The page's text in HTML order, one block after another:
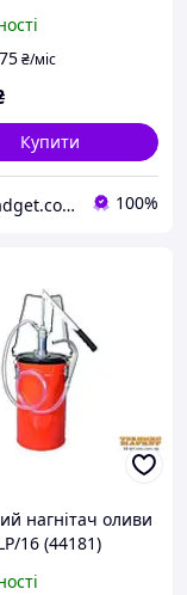
₴/міс
Купити
Novagadget.com.ua - сучасний інтернет-магазин техніки 100%
нагнітач оливи
16 (44181)